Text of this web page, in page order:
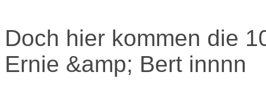
Doch hier kommen die
Ernie &amp; Bert innnn